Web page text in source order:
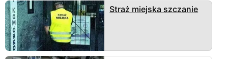
Straż miejska szczanie